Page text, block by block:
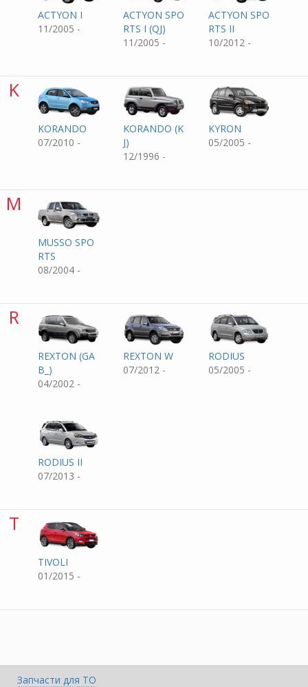
ACTYON I
11/2005 -
ACTYON SPO
RTS I (QJ)
11/2005 -
ACTYON SPO
RTS II
10/2012 -
K
KORANDO
07/2010 -
KORANDO (K
J)
12/1996 -
KYRON
05/2005 -
M
MUSSO SPO
RTS
08/2004 -
R
REXTON (GA
B_)
04/2002 -
REXTON W
07/2012 -
RODIUS
05/2005 -
RODIUS II
07/2013 -
T
TIVOLI
01/2015 -
Запчасти для ТО